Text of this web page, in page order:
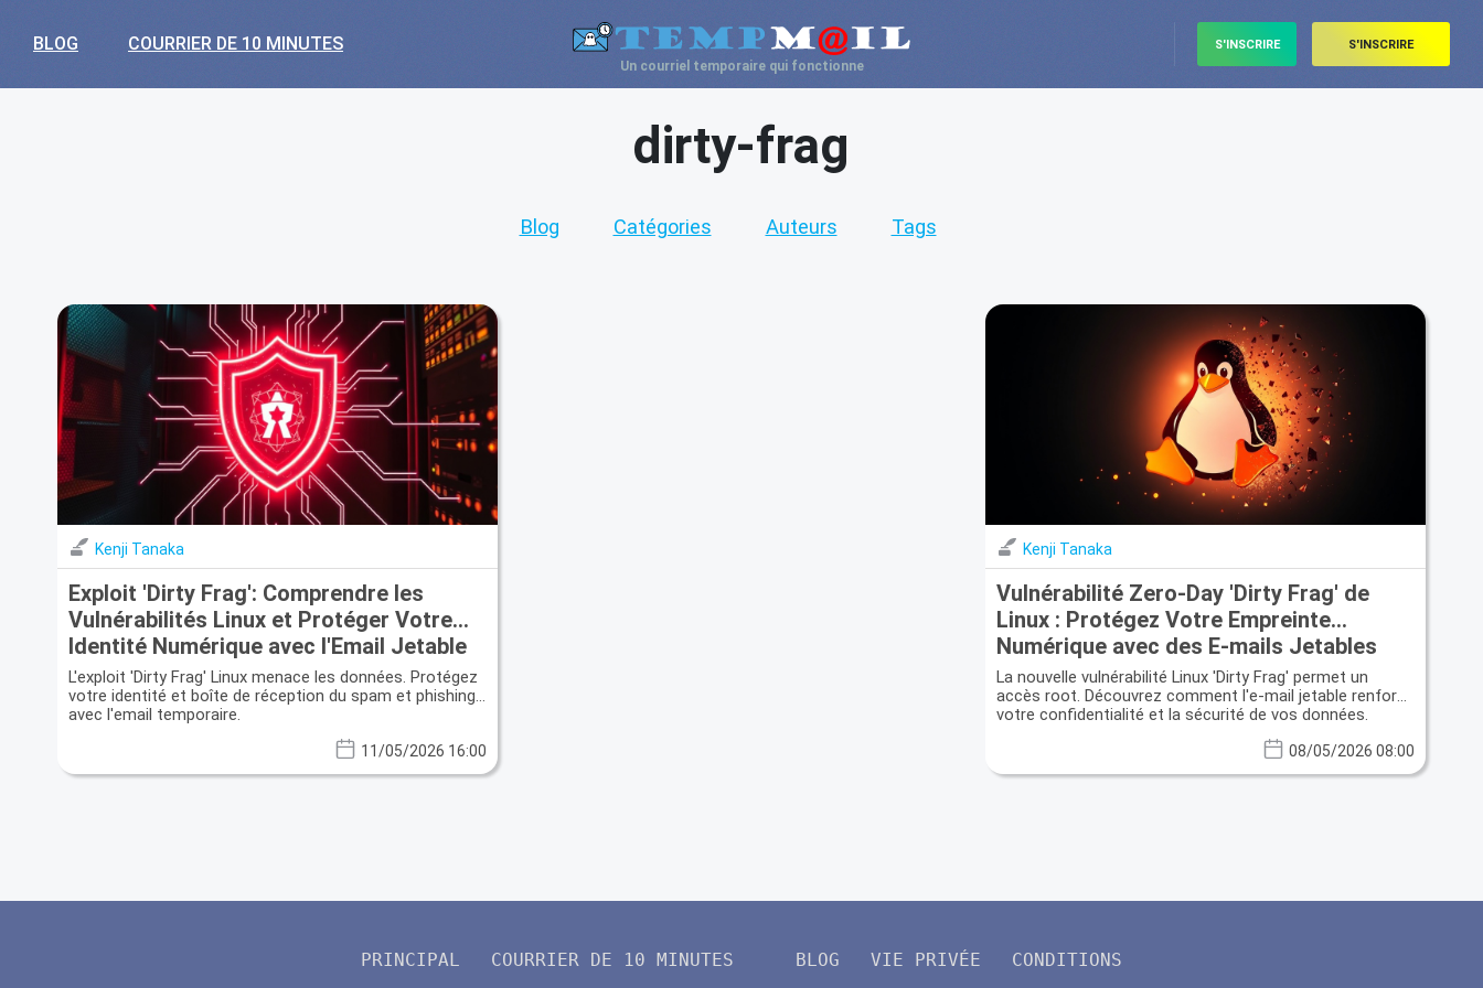
BLOG COURRIER DE 10 MINUTES
Un courriel temporaire qui fonctionne
S'INSCRIRE S'INSCRIRE
dirty-frag
Blog Catégories Auteurs Tags
Kenji Tanaka
Exploit 'Dirty Frag': Comprendre les
Vulnérabilités Linux et Protéger Votre
Identité Numérique avec l'Email Jetable
L'exploit 'Dirty Frag' Linux menace les données. Protégez
votre identité et boîte de réception du spam et phishing
avec l'email temporaire.
11/05/2026 16:00
Kenji Tanaka
Vulnérabilité Zero-Day 'Dirty Frag' de
Linux : Protégez Votre Empreinte
Numérique avec des E-mails Jetables
La nouvelle vulnérabilité Linux 'Dirty Frag' permet un
accès root. Découvrez comment l'e-mail jetable renforce
votre confidentialité et la sécurité de vos données.
08/05/2026 08:00
PRINCIPAL COURRIER DE 10 MINUTES BLOG VIE PRIVÉE CONDITIONS